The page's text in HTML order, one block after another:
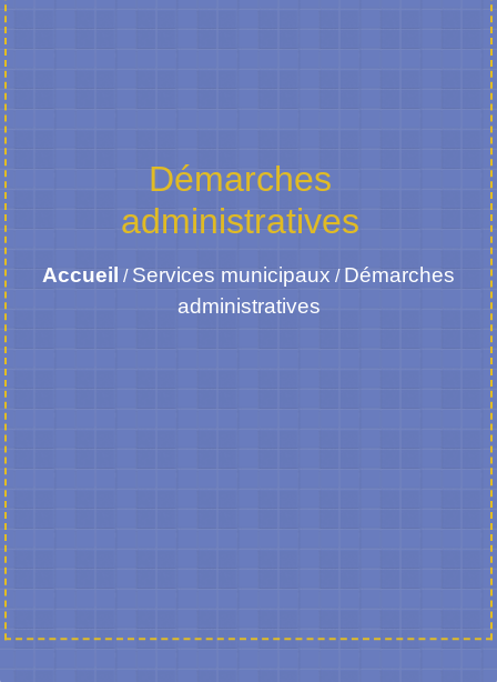
Démarches
administratives
Accueil / Services municipaux / Démarches
administratives